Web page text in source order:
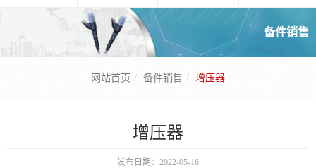
备件销售
网站首页 备件销售 增压器
增压器
发布日期：2022-05-16